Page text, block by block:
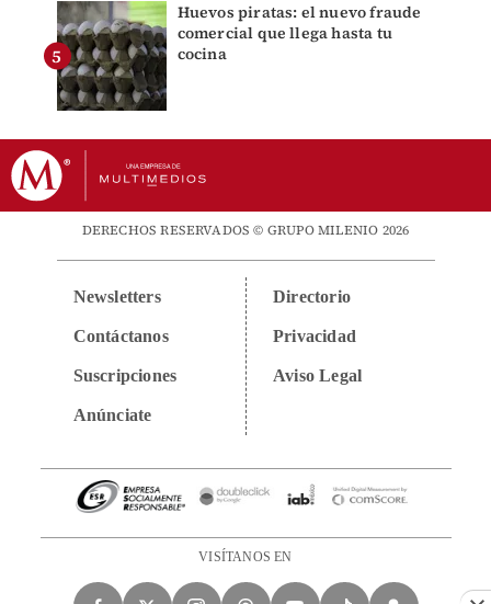
Huevos piratas: el nuevo fraude
comercial que llega hasta tu
cocina
DERECHOS RESERVADOS © GRUPO MILENIO 2026
Newsletters
Contáctanos
Suscripciones
Anúnciate
Directorio
Privacidad
Aviso Legal
VISÍTANOS EN